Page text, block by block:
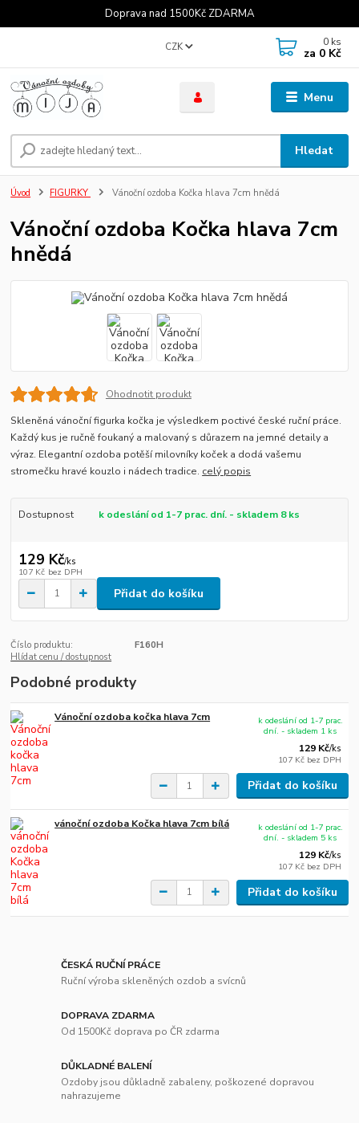
Doprava nad 1500Kč ZDARMA
Menu
CZK
Hledat
0 ks
za 0 Kč
Úvod FIGURKY Vánoční ozdoba Kočka hlava 7cm hnědá
Vánoční ozdoba Kočka hlava 7cm
hnědá
Ohodnotit produkt
Skleněná vánoční figurka kočka je výsledkem poctivé české ruční práce.
Každý kus je ručně foukaný a malovaný s důrazem na jemné detaily a
výraz. Elegantní ozdoba potěší milovníky koček a dodá vašemu
stromečku hravé kouzlo i nádech tradice. celý popis
Dostupnost k odeslání od 1-7 prac. dní. - skladem 8 ks
129 Kč/ks
107 Kč bez DPH
Přidat do košíku
Číslo produktu:
F160H
Hlídat cenu / dostupnost
Podobné produkty
Vánoční ozdoba kočka hlava 7cm
129 Kč/ks
107 Kč bez DPH
k odeslání od 1-7 prac.
dní. - skladem 1 ks
Přidat do košíku
vánoční ozdoba Kočka hlava 7cm bílá
129 Kč/ks
107 Kč bez DPH
k odeslání od 1-7 prac.
dní. - skladem 5 ks
Přidat do košíku
ČESKÁ RUČNÍ PRÁCE
Ruční výroba skleněných ozdob a svícnů
DOPRAVA ZDARMA
Od 1500Kč doprava po ČR zdarma
DŮKLADNÉ BALENÍ
Ozdoby jsou důkladně zabaleny, poškozené dopravou
nahrazujeme